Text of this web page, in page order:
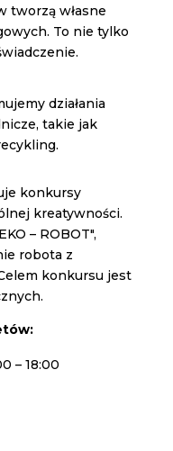
tworzą własne
To nie tylko
działania
takie jak
konkursy
kreatywności.
– ROBOT",
robota z
konkursu jest
– 18:00